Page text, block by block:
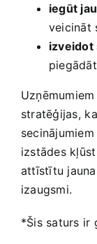
iegūt
veicināt⁢
izveidot
stratēģijas,⁤
izstādes
attīstītu
izaugsmi.
*Šis saturs ir⁢